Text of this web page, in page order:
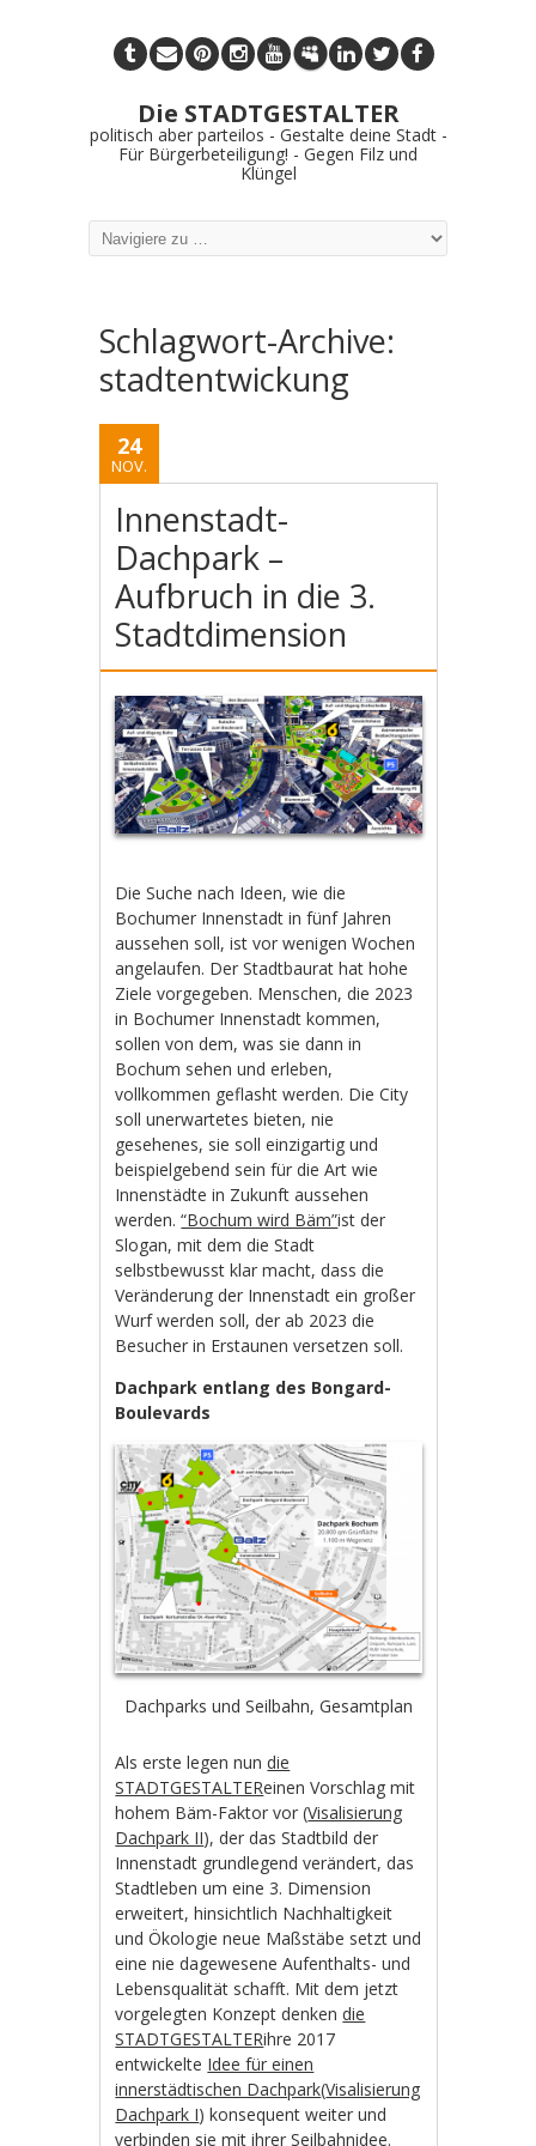
Die STADTGESTALTER
politisch aber parteilos - Gestalte deine Stadt -
Für Bürgerbeteiligung! - Gegen Filz und
Klüngel
Schlagwort-Archive:
stadtentwickung
24
NOV.
Innenstadt-
Dachpark –
Aufbruch in die 3.
Stadtdimension
Die Suche nach Ideen, wie die
Bochumer Innenstadt in fünf Jahren
aussehen soll, ist vor wenigen Wochen
angelaufen. Der Stadtbaurat hat hohe
Ziele vorgegeben. Menschen, die 2023
in Bochumer Innenstadt kommen,
sollen von dem, was sie dann in
Bochum sehen und erleben,
vollkommen geflasht werden. Die City
soll unerwartetes bieten, nie
gesehenes, sie soll einzigartig und
beispielgebend sein für die Art wie
Innenstädte in Zukunft aussehen
werden.“Bochum wird Bäm”ist der
Slogan, mit dem die Stadt
selbstbewusst klar macht, dass die
Veränderung der Innenstadt ein großer
Wurf werden soll, der ab 2023 die
Besucher in Erstaunen versetzen soll.
Dachpark entlang des Bongard-
Boulevards
Dachparks und Seilbahn, Gesamtplan
Als erste legen nundie
STADTGESTALTEReinen Vorschlag mit
hohem Bäm-Faktor vor (Visalisierung
Dachpark II), der das Stadtbild der
Innenstadt grundlegend verändert, das
Stadtleben um eine 3. Dimension
erweitert, hinsichtlich Nachhaltigkeit
und Ökologie neue Maßstäbe setzt und
eine nie dagewesene Aufenthalts- und
Lebensqualität schafft. Mit dem jetzt
vorgelegten Konzept denkendie
STADTGESTALTERihre 2017
entwickelte Idee für einen
innerstädtischen Dachpark(Visalisierung
Dachpark I) konsequent weiter und
verbinden sie mit ihrer Seilbahnidee.